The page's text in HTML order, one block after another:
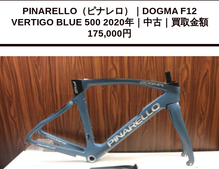
PINARELLO（ピナレロ）｜DOGMA F12
VERTIGO BLUE 500 2020年｜中古｜買取金額
175,000円